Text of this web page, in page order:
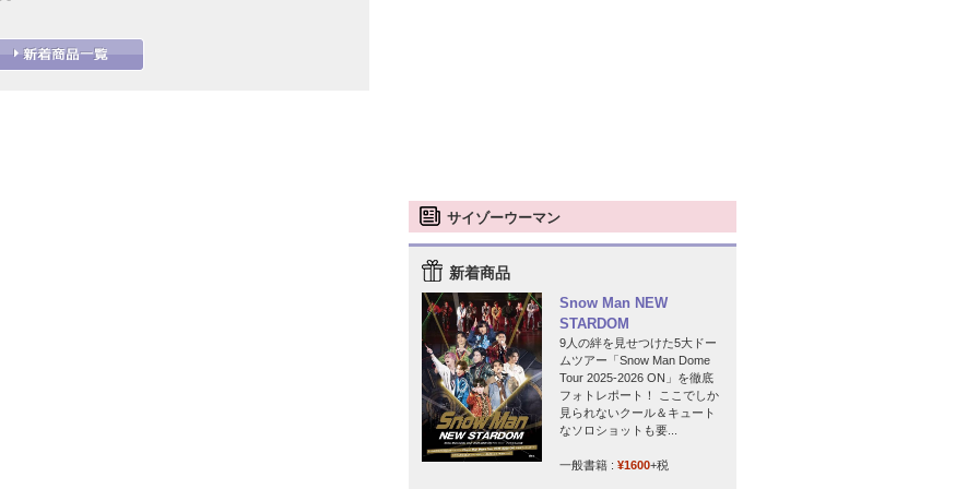
サイゾーウーマン
新着商品
Snow Man NEW
STARDOM
9人の絆を見せつけた5大ドー
ムツアー「Snow Man Dome
Tour 2025-2026 ON」を徹底
フォトレポート！ ここでしか
見られないクール＆キュート
なソロショットも要...
一般書籍 : ¥1600+税